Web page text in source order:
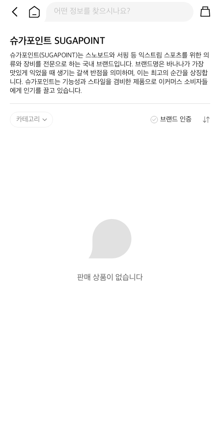
슈가포인트 SUGAPOINT
슈가포인트(SUGAPOINT)는 스노보드와 서핑 등 익스트림 스포츠를 위한 의
류와 장비를 전문으로 하는 국내 브랜드입니다. 브랜드명은 바나나가 가장
맛있게 익었을 때 생기는 갈색 반점을 의미하며, 이는 최고의 순간을 상징합
니다. 슈가포인트는 기능성과 스타일을 겸비한 제품으로 이커머스 소비자들
에게 인기를 끌고 있습니다.
카테고리 브랜드 인증
판매 상품이 없습니다